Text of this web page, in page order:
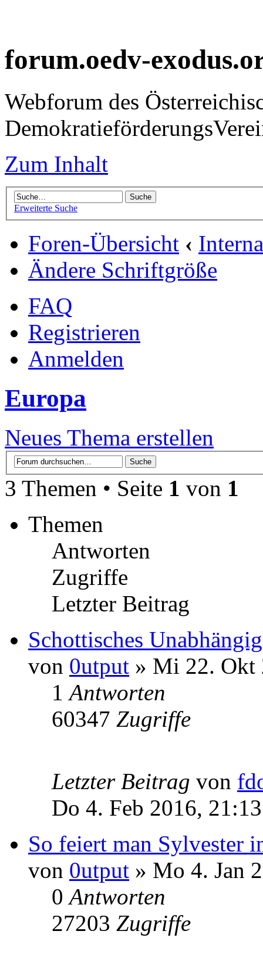
forum.oedv-
Webforum des
Zum Inhalt
Erweiterte Suche
Foren-Übersicht ‹
Ändere Schriftgröße
FAQ
Registrieren
Anmelden
Europa
Neues Thema erstellen
3 Themen • Seite 1 von 1
Themen
Antworten
Zugriffe
Letzter Beitrag
Schottisches
von 0utput » Mi 22. Okt
1Antworten
60347 Zugriffe
Letzter Beitrag von
Do 4. Feb 2016, 21:13
So feiert man Sylvester
von 0utput » Mo 4. Jan
0Antworten
27203 Zugriffe